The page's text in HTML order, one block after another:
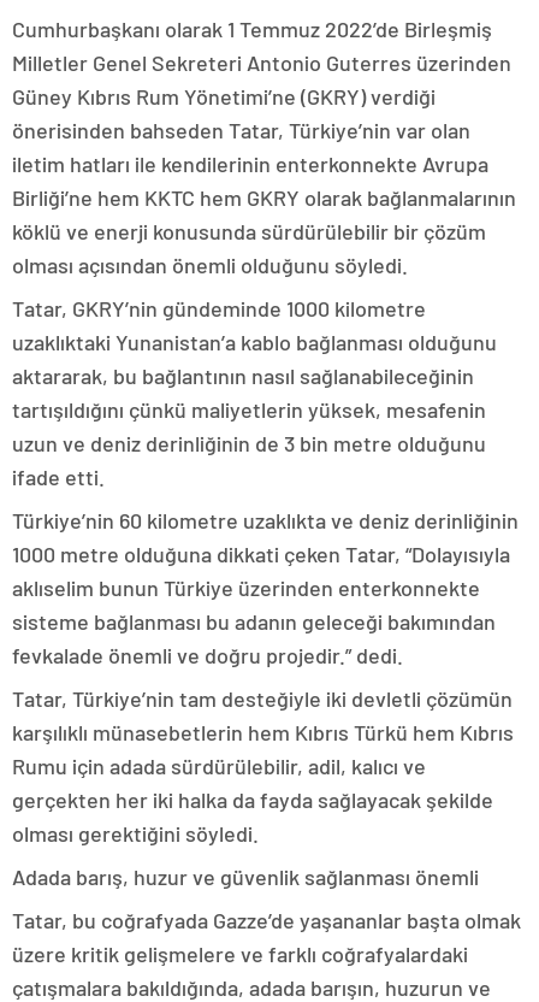
Cumhurbaşkanı olarak 1 Temmuz 2022’de Birleşmiş
Milletler Genel Sekreteri Antonio Guterres üzerinden
Güney Kıbrıs Rum Yönetimi’ne (GKRY) verdiği
önerisinden bahseden Tatar, Türkiye’nin var olan
iletim hatları ile kendilerinin enterkonnekte Avrupa
Birliği’ne hem KKTC hem GKRY olarak bağlanmalarının
köklü ve enerji konusunda sürdürülebilir bir çözüm
olması açısından önemli olduğunu söyledi.
Tatar, GKRY’nin gündeminde 1000 kilometre
uzaklıktaki Yunanistan’a kablo bağlanması olduğunu
aktararak, bu bağlantının nasıl sağlanabileceğinin
tartışıldığını çünkü maliyetlerin yüksek, mesafenin
uzun ve deniz derinliğinin de 3 bin metre olduğunu
ifade etti.
Türkiye’nin 60 kilometre uzaklıkta ve deniz derinliğinin
1000 metre olduğuna dikkati çeken Tatar, “Dolayısıyla
aklıselim bunun Türkiye üzerinden enterkonnekte
sisteme bağlanması bu adanın geleceği bakımından
fevkalade önemli ve doğru projedir.” dedi.
Tatar, Türkiye’nin tam desteğiyle iki devletli çözümün
karşılıklı münasebetlerin hem Kıbrıs Türkü hem Kıbrıs
Rumu için adada sürdürülebilir, adil, kalıcı ve
gerçekten her iki halka da fayda sağlayacak şekilde
olması gerektiğini söyledi.
Adada barış, huzur ve güvenlik sağlanması önemli
Tatar, bu coğrafyada Gazze’de yaşananlar başta olmak
üzere kritik gelişmelere ve farklı coğrafyalardaki
çatışmalara bakıldığında, adada barışın, huzurun ve